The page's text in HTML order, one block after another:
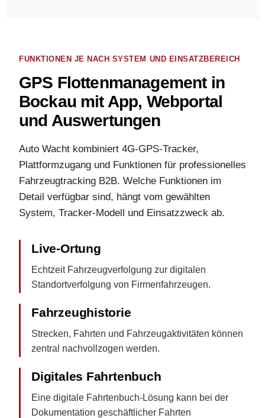
FUNKTIONEN JE NACH SYSTEM UND EINSATZBEREICH
GPS Flottenmanagement in
Bockau mit App, Webportal
und Auswertungen
Auto Wacht kombiniert 4G-GPS-Tracker,
Plattformzugang und Funktionen für professionelles
Fahrzeugtracking B2B. Welche Funktionen im
Detail verfügbar sind, hängt vom gewählten
System, Tracker-Modell und Einsatzzweck ab.
Live-Ortung
Echtzeit Fahrzeugverfolgung zur digitalen
Standortverfolgung von Firmenfahrzeugen.
Fahrzeughistorie
Strecken, Fahrten und Fahrzeugaktivitäten können
zentral nachvollzogen werden.
Digitales Fahrtenbuch
Eine digitale Fahrtenbuch-Lösung kann bei der
Dokumentation geschäftlicher Fahrten